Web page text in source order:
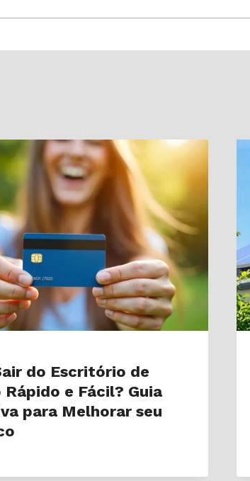
do Escritório de
e Fácil? Guia
para Melhorar seu